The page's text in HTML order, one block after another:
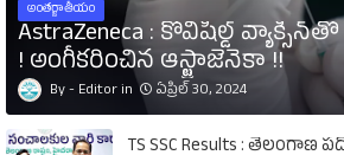
అంతర్జాతీయం
AstraZeneca : కోవిషీల్డ్‌
! అంగీకరించిన ఆస్ట్రాజెనెకా !!
Editor ఏప్రిల్ 30, 2024
TS SSC Results :